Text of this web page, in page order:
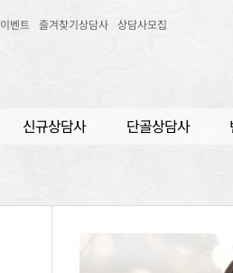
이벤트 즐겨찾기상담사 상담사모집
신규상담사 단골상담사